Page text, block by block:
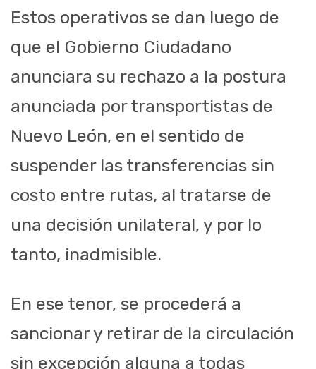
Estos operativos se dan luego de
que el Gobierno Ciudadano
anunciara su rechazo a la postura
anunciada por transportistas de
Nuevo León, en el sentido de
suspender las transferencias sin
costo entre rutas, al tratarse de
una decisión unilateral, y por lo
tanto, inadmisible.
En ese tenor, se procederá a
sancionar y retirar de la circulación
sin excepción alguna a todas